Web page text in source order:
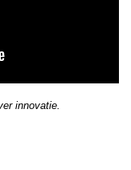
innovatie.